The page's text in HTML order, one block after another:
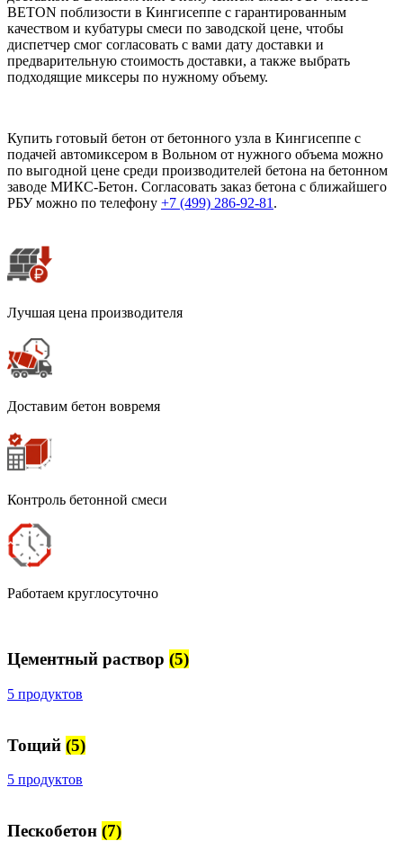
BETON поблизости в Кингисеппе с гарантированным
качеством и кубатуры смеси по заводской цене, чтобы
диспетчер смог согласовать с вами дату доставки и
предварительную стоимость доставки, а также выбрать
подходящие миксеры по нужному объему.
Купить готовый бетон от бетонного узла в Кингисеппе с
подачей автомиксером в Вольном от нужного объема можно
по выгодной цене среди производителей бетона на бетонном
заводе МИКС-Бетон. Согласовать заказ бетона с ближайшего
РБУ можно по телефону +7 (499) 286-92-81 .
Лучшая цена производителя
Доставим бетон вовремя
Контроль бетонной смеси
Работаем круглосуточно
Цементный раствор (5)
5 продуктов
Тощий (5)
5 продуктов
Пескобетон (7)